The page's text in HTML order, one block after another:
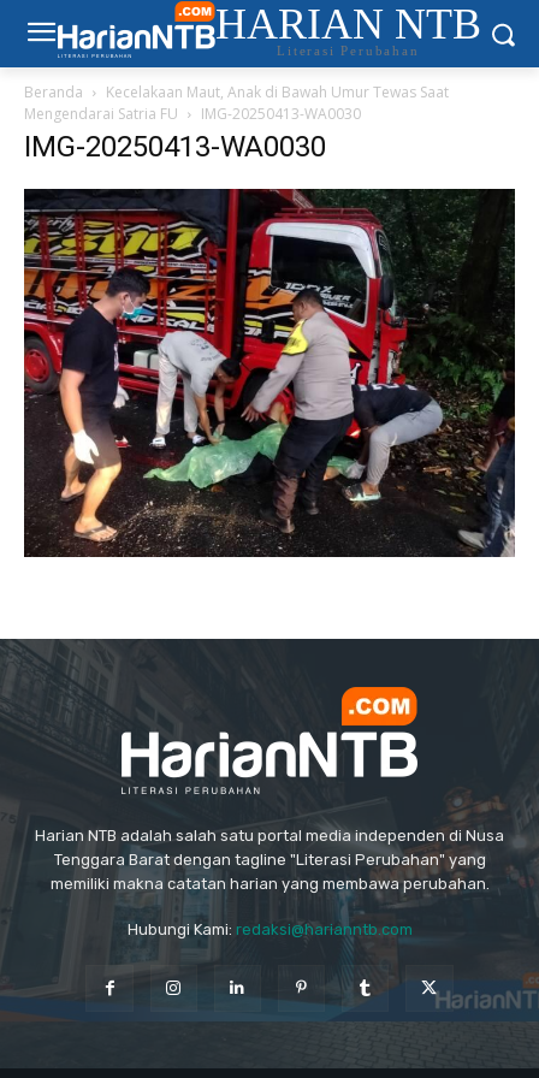
HARIAN NTB
Literasi Perubahan
Beranda
Kecelakaan Maut, Anak di Bawah Umur Tewas Saat
Mengendarai Satria FU
IMG-20250413-WA0030
IMG-20250413-WA0030
Harian NTB adalah salah satu portal media independen di Nusa
Tenggara Barat dengan tagline "Literasi Perubahan" yang
memiliki makna catatan harian yang membawa perubahan.
Hubungi Kami: redaksi@harianntb.com